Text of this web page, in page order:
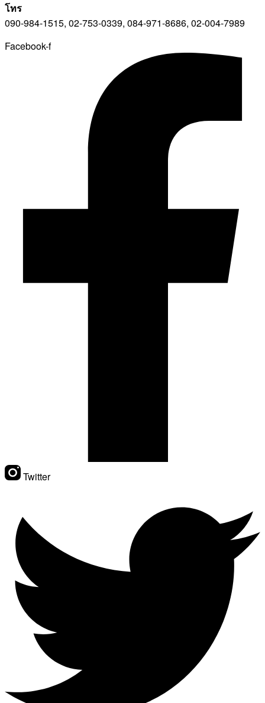
โทร
090-984-1515, 02-753-0339, 084-971-8686, 02-004-7989
Facebook-f
Twitter